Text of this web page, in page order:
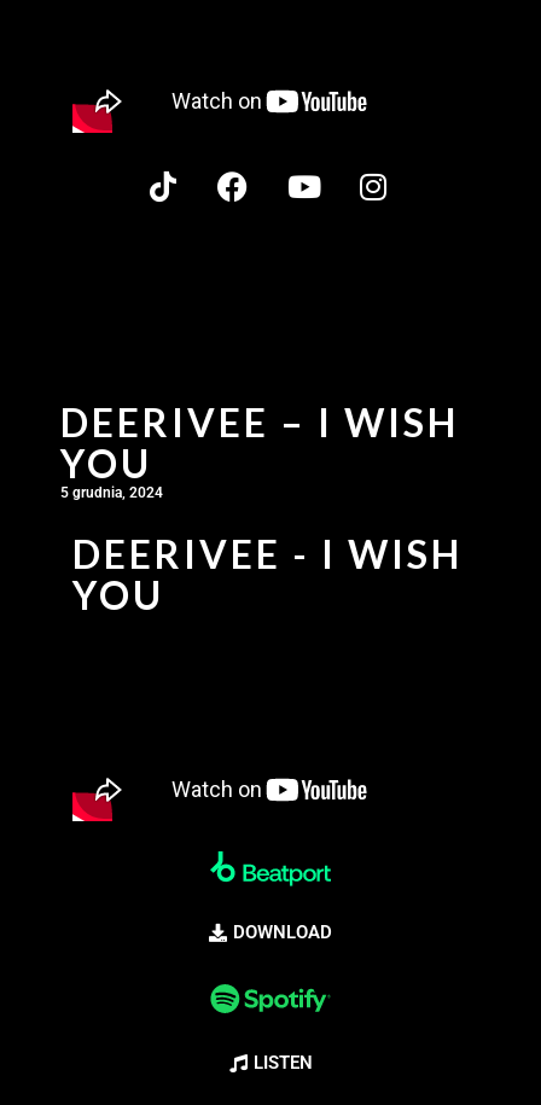
DEERIVEE – I WISH
YOU
5 grudnia, 2024
DEERIVEE - I WISH
YOU
DOWNLOAD
LISTEN